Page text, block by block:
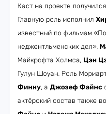
Каст на проекте
Главную роль исполнил
известный по фильмам
неджентльменских дел».
Майкрофта Холмса, Цэн
Гулун Шоуан. Роль
Финну, а Джозеф Файнс
актёрский состав также